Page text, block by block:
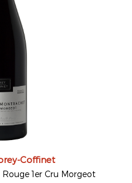
Coffinet
1er Cru Morgeot